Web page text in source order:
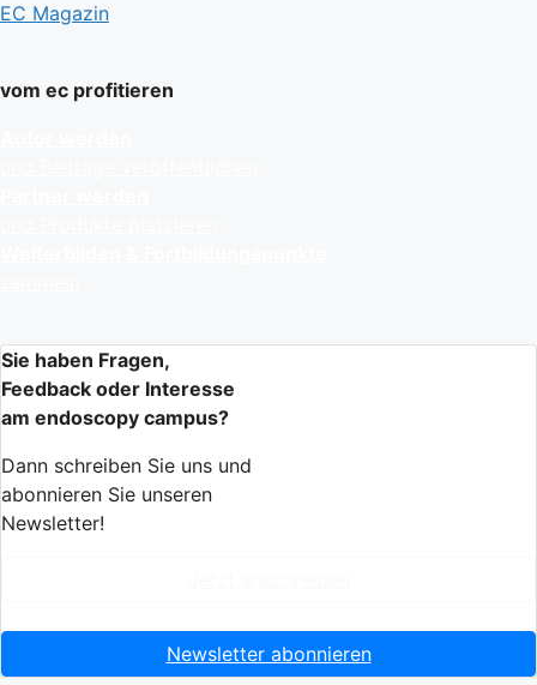
EC Magazin
vom ec profitieren
Sie haben Fragen,
Feedback oder Interesse
am endoscopy campus?
Dann schreiben Sie uns und
abonnieren Sie unseren
Newsletter!
Newsletter abonnieren